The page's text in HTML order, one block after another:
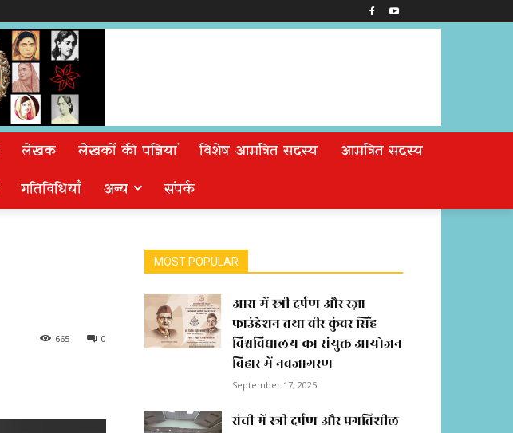
लेखक लेखकों की पत्नियां विशेष आमंत्रित सदस्य
आमंत्रित सदस्य
गतिविधियाँ अन्य संपर्क
0
665
MOST POPULAR
आरा में स्त्री दर्पण और रज़ा
फाउंडेशन तथा वीर कुंवर सिंह
विश्वविद्यालय का संयुक्त आयोजन
बिहार में नवजागरण
September 17, 2025
रांची में स्त्री दर्पण और प्रगतिशील